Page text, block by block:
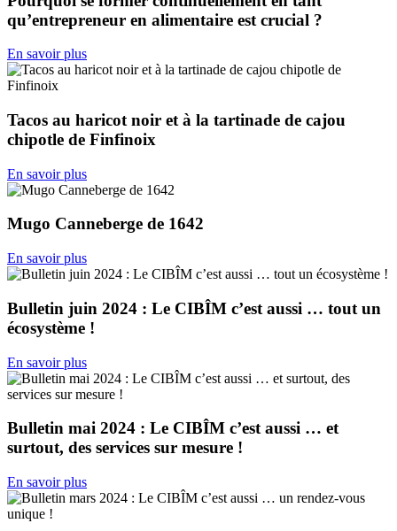
qu’entrepreneur en alimentaire est crucial ?
En savoir plus
Tacos au haricot noir et à la tartinade de cajou
chipotle de Finfinoix
En savoir plus
Mugo Canneberge de 1642
En savoir plus
Bulletin juin 2024 : Le CIBÎM c’est aussi … tout un
écosystème !
En savoir plus
Bulletin mai 2024 : Le CIBÎM c’est aussi … et
surtout, des services sur mesure !
En savoir plus